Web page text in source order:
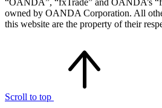
owned by OANDA Corporation. All
this website are the property of their
Scroll to top